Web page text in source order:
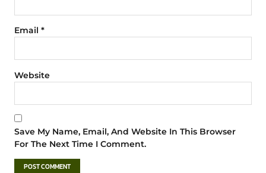
Email *
Website
Save My Name, Email, And Website In This Browser
For The Next Time I Comment.